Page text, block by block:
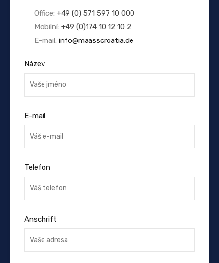
Office: +49 (0) 571 597 10 000
Mobilní: +49 (0)174 10 12 10 2
E-mail: info@maasscroatia.de
Název
E-mail
Telefon
Anschrift